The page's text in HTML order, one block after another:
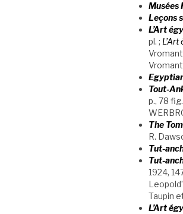
Musées
Leçons
L’Art
pl. ;
Tout-
p., 78
The
R.
Tut-
Tut-
1924,
Taupin
L’Art